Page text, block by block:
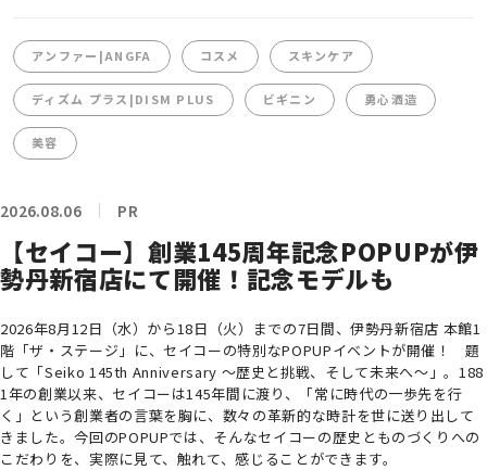
アンファー|ANGFA コスメ スキンケア
ディズム プラス|DISM PLUS ビギニン 勇心酒造
美容
2026.08.06 PR
【セイコー】創業145周年記念POPUPが伊
勢丹新宿店にて開催！記念モデルも
2026年8月12日（水）から18日（火）までの7日間、伊勢丹新宿店 本館1
階「ザ・ステージ」に、セイコーの特別なPOPUPイベントが開催！ 題
して「Seiko 145th Anniversary ～歴史と挑戦、そして未来へ～」。188
1年の創業以来、セイコーは145年間に渡り、「常に時代の一歩先を行
く」という創業者の言葉を胸に、数々の革新的な時計を世に送り出して
きました。今回のPOPUPでは、そんなセイコーの歴史とものづくりへの
こだわりを、実際に見て、触れて、感じることができます。